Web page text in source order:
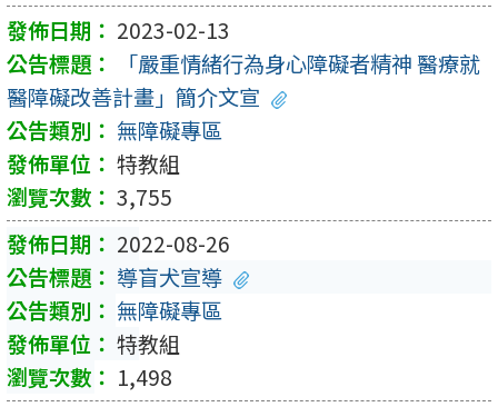
2023-02-13
「嚴重情緒行為身心障礙者精神 醫療就
醫障礙改善計畫」簡介文宣
無障礙專區
特教組
3,755
2022-08-26
導盲犬宣導
無障礙專區
特教組
1,498